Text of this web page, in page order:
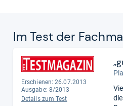
Im Test der
Erschienen: 26.07.2013
Ausgabe: 8/2013
Details zum Test